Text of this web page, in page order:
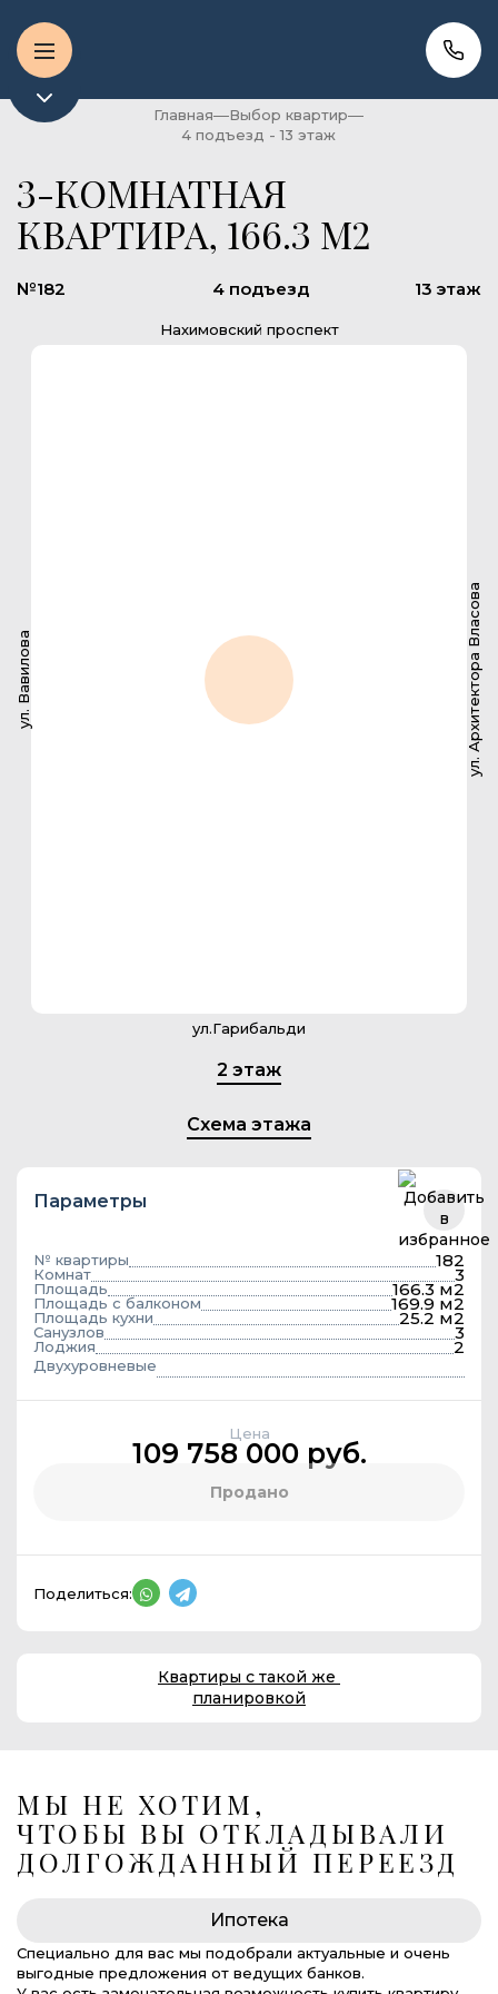
Главная
Выбор квартир
4 подъезд - 13 этаж
3-КОМНАТНАЯ
КВАРТИРА, 166.3 М2
№182 4 подъезд 13 этаж
Квартиры с такой же
планировкой
ул. Вавилова
Нахимовский проспект
ул.Гарибальди
ул. Архитектора Власова
2 этаж
Схема этажа
Параметры
№ квартиры 182
Комнат 3
Площадь 166.3 м2
Площадь с балконом 169.9 м2
Площадь кухни 25.2 м2
Санузлов 3
Лоджия 2
Двухуровневые
Цена
109 758 000 руб.
Продано
Поделиться:
МЫ НЕ ХОТИМ,
ЧТОБЫ ВЫ ОТКЛАДЫВАЛИ
ДОЛГОЖДАННЫЙ ПЕРЕЕЗД
Ипотека
Специально для вас мы подобрали актуальные и очень
выгодные предложения от ведущих банков.